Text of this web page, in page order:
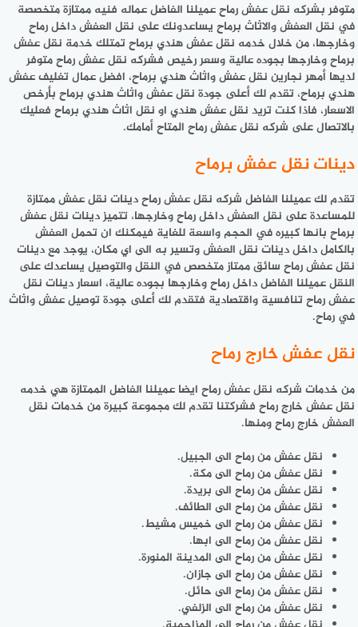
متوفر بشركه نقل عفش رماح عميلنا الفاضل عماله فنيه ممتازة متخصصة
في نقل العفش والاثاث برماح يساعدونك على نقل العفش داخل رماح
وخارجها، من خلال خدمه نقل عفش هندي برماح تمتلك خدمة نقل عفش
برماح وخارجها بجوده عالية وسعر رخيص فشركه نقل عفش رماح متوفر
لديها أمهر نجارين نقل عفش واثاث هندي برماح، افضل عمال تغليف عفش
هندي برماح، تقدم لك أعلى جودة نقل عفش واثاث هندي برماح بأرخص
الاسعار، فاذا كنت تريد نقل عفش هندي او نقل اثاث هندي برماح فعليك
بالاتصال على شركه نقل عفش رماح المتاح أمامك.
دينات نقل عفش برماح
تقدم لك عميلنا الفاضل شركه نقل عفش رماح دينات نقل عفش ممتازة
للمساعدة على نقل العفش داخل رماح وخارجها، تتميز دينات نقل عفش
برماح بانها كبيره في الحجم واسعة للغاية فيمكنك ان تحمل العفش
بالكامل داخل دينات نقل العفش وتسير به الى اي مكان، يوجد مع دينات
نقل عفش رماح سائق ممتاز متخصص في النقل والتوصيل يساعدك على
النقل عميلنا الفاضل داخل رماح وخارجها بجوده عالية، اسعار دينات نقل
عفش رماح تنافسية واقتصادية فتقدم لك أعلى جودة توصيل عفش واثاث
في رماح.
نقل عفش خارج رماح
من خدمات شركه نقل عفش رماح ايضا عميلنا الفاضل الممتازة هي خدمه
نقل عفش خارج رماح فشركتنا تقدم لك مجموعة كبيرة من خدمات نقل
العفش خارج رماح ومنها.
نقل عفش من رماح الى الجبيل.
نقل عفش من رماح الى مكة.
نقل عفش من رماح الى بريدة.
نقل عفش من رماح الى الطائف.
نقل عفش من رماح الى خميس مشيط.
نقل عفش من رماح الى ابها.
نقل عفش من رماح الى المدينة المنورة.
نقل عفش من رماح الى جازان.
نقل عفش من رماح الى حائل.
نقل عفش من رماح الى الزلفي.